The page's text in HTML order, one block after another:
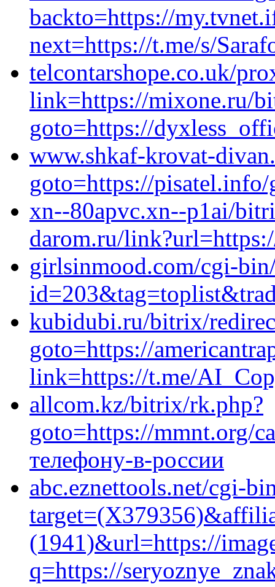
backto=https://
next=https://t.me/s/
telcontarshope.co.uk/
link=https://mixone.ru/
goto=https://
www.shkaf-krovat-
goto=https://
xn--80apvc.xn--p1ai/
darom.ru/
girlsinmood.com/cgi-
kubidubi.ru/bitrix/
goto=https://
link=https://t.me/
allcom.kz/bitrix/rk.php?
goto=https://mmnt.org/
телефону-в-россии
abc.eznettools.net/cgi-
(1941)&url=https://
q=https://